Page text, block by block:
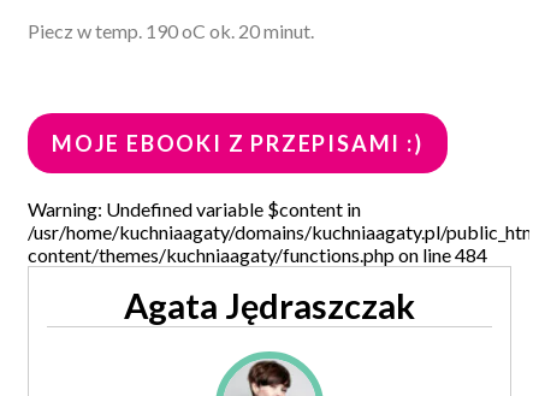
Piecz w temp. 190 oC ok. 20 minut.
MOJE EBOOKI Z PRZEPISAMI :)
Warning: Undefined variable $content in
/usr/home/kuchniaagaty/domains/kuchniaagaty.pl/
content/themes/kuchniaagaty/functions.php on line 484
Agata Jędraszczak